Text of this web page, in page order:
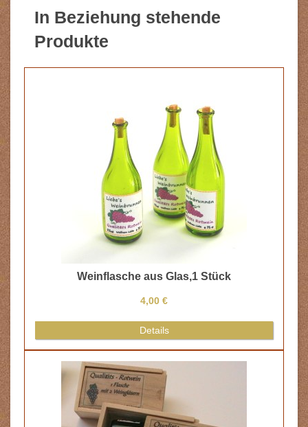
In Beziehung stehende
Produkte
Weinflasche aus Glas,1 Stück
4,00 €
Details